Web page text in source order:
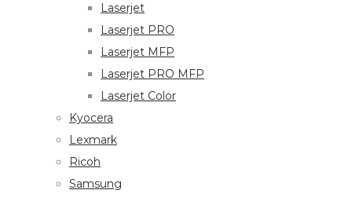
Laserjet
Laserjet PRO
Laserjet MFP
Laserjet PRO MFP
Laserjet Color
Kyocera
Lexmark
Ricoh
Samsung